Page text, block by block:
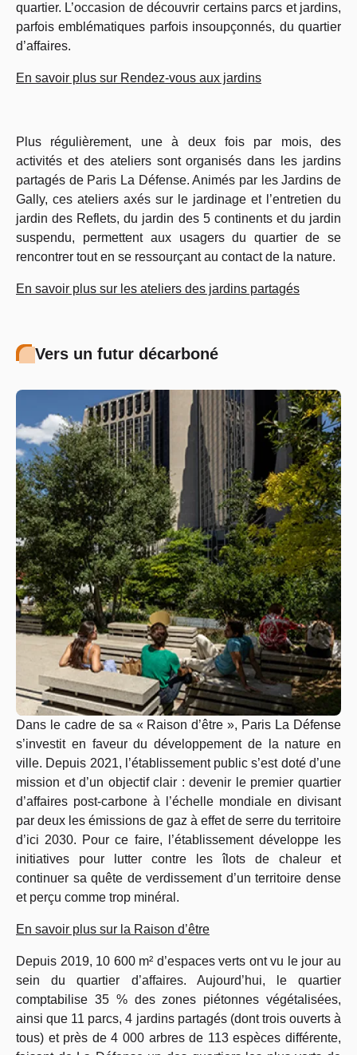
quartier. L’occasion de découvrir certains parcs et jardins,
parfois emblématiques parfois insoupçonnés, du quartier
d’affaires.
En savoir plus sur Rendez-vous aux jardins
Plus régulièrement, une à deux fois par mois, des
activités et des ateliers sont organisés dans les jardins
partagés de Paris La Défense. Animés par les Jardins de
Gally, ces ateliers axés sur le jardinage et l’entretien du
jardin des Reflets, du jardin des 5 continents et du jardin
suspendu, permettent aux usagers du quartier de se
rencontrer tout en se ressourçant au contact de la nature.
En savoir plus sur les ateliers des jardins partagés
Vers un futur décarboné
Dans le cadre de sa « Raison d’être », Paris La Défense
s’investit en faveur du développement de la nature en
ville. Depuis 2021, l’établissement public s’est doté d’une
mission et d’un objectif clair : devenir le premier quartier
d’affaires post-carbone à l’échelle mondiale en divisant
par deux les émissions de gaz à effet de serre du territoire
d’ici 2030. Pour ce faire, l’établissement développe les
initiatives pour lutter contre les îlots de chaleur et
continuer sa quête de verdissement d’un territoire dense
et perçu comme trop minéral.
En savoir plus sur la Raison d’être
Depuis 2019, 10 600 m² d’espaces verts ont vu le jour au
sein du quartier d’affaires. Aujourd’hui, le quartier
comptabilise 35 % des zones piétonnes végétalisées,
ainsi que 11 parcs, 4 jardins partagés (dont trois ouverts à
tous) et près de 4 000 arbres de 113 espèces différente,